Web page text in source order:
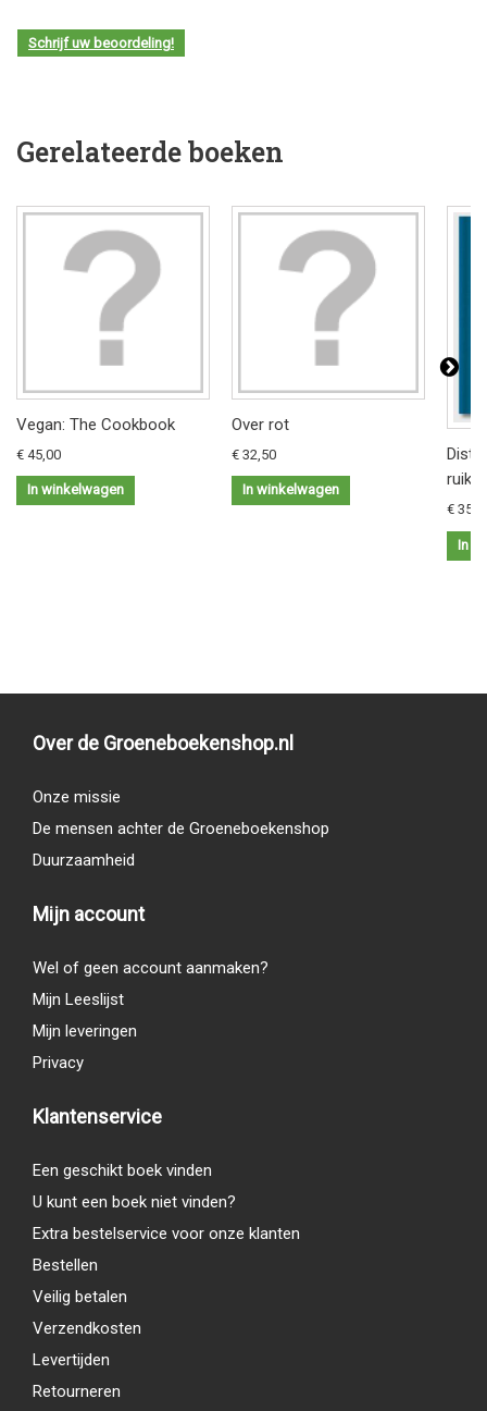
Schrijf uw beoordeling!
Gerelateerde boeken
Vegan: The Cookbook
€ 45,00
In winkelwagen
Over rot
€ 32,50
In winkelwagen
€
In
Over de Groeneboekenshop.nl
Onze missie
De mensen achter de Groeneboekenshop
Duurzaamheid
Mijn account
Wel of geen account aanmaken?
Mijn Leeslijst
Mijn leveringen
Privacy
Klantenservice
Een geschikt boek vinden
U kunt een boek niet vinden?
Extra bestelservice voor onze klanten
Bestellen
Veilig betalen
Verzendkosten
Levertijden
Retourneren